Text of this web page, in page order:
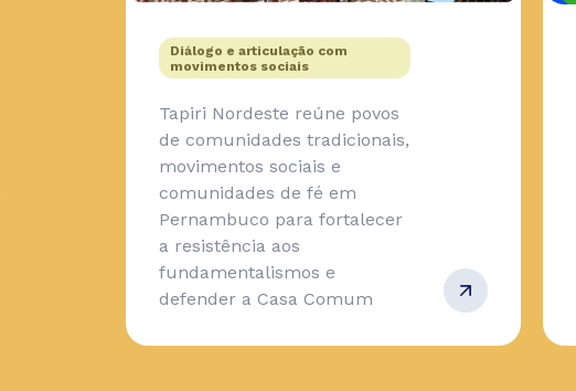
Diálogo e articulação com
movimentos sociais
Tapiri Nordeste reúne povos
de comunidades tradicionais,
movimentos sociais e
comunidades de fé em
Pernambuco para fortalecer
a resistência aos
fundamentalismos e
defender a Casa Comum